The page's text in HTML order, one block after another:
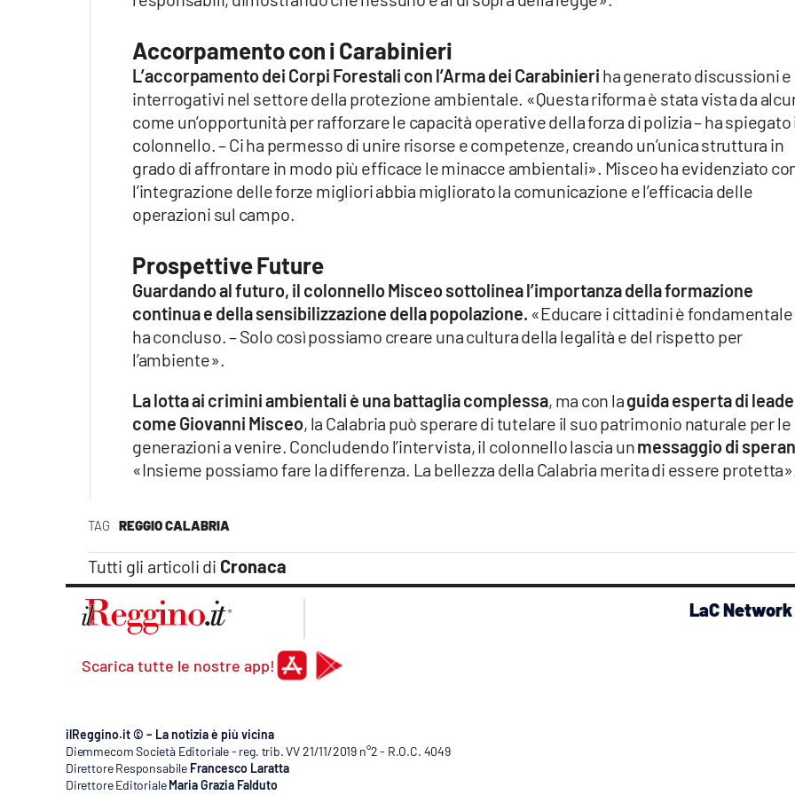
TAG REGGIO CALABRIA
Tutti gli articoli di Cronaca
Accorpamento con i Carabinieri
L’accorpamento dei Corpi Forestali con l’Arma dei Carabinieri ha generato discussioni e
interrogativi nel settore della protezione ambientale. «Questa riforma è stata vista da
come un’opportunità per rafforzare le capacità operative della forza di polizia – ha spiegato
colonnello. – Ci ha permesso di unire risorse e competenze, creando un’unica struttura in
grado di affrontare in modo più efficace le minacce ambientali». Misceo ha evidenziato
l’integrazione delle forze migliori abbia migliorato la comunicazione e l’efficacia delle
operazioni sul campo.
Prospettive Future
Guardando al futuro, il colonnello Misceo sottolinea l’importanza della formazione
continua e della sensibilizzazione della popolazione. «Educare i cittadini è fondamentale
ha concluso. – Solo così possiamo creare una cultura della legalità e del rispetto per
l’ambiente».
La lotta ai crimini ambientali è una battaglia complessa, ma con laguida esperta di
come Giovanni Misceo, la Calabria può sperare di tutelare il suo patrimonio naturale per le
generazioni a venire. Concludendo l’intervista, il colonnello lascia unmessaggio di
«Insieme possiamo fare la differenza. La bellezza della Calabria merita di essere
Scarica tutte le nostre app!
LaC Network
ilReggino.it © – La notizia è più vicina
Diemmecom Società Editoriale - reg. trib. VV 21/11/2019 n°2 - R.O.C. 4049
Direttore Responsabile Francesco Laratta
Direttore Editoriale Maria Grazia Falduto